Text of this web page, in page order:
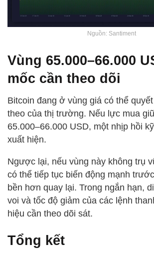
Nguồn: Santiment
Vùng 65.000–66.000
mốc cần theo dõi
Bitcoin đang ở vùng giá có thể
theo của thị trường. Nếu lực mua
65.000–66.000 USD, một nhịp hồi
xuất hiện.
Ngược lại, nếu vùng này không trụ
có thể tiếp tục biến động mạnh
bền hơn quay lại. Trong ngắn hạn,
voi và tốc độ giảm của các lệnh
hiệu cần theo dõi sát.
Tổng kết